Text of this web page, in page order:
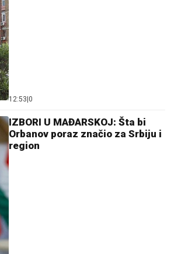
12:53|0
IZBORI U MAĐARSKOJ: Šta bi
Orbanov poraz značio za Srbiju i
region